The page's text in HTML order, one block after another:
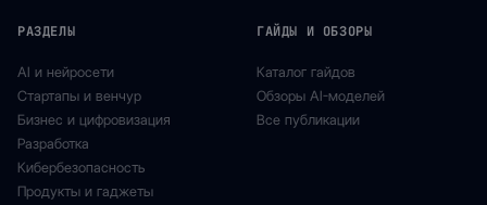
РАЗДЕЛЫ
AI и нейросети
Стартапы и венчур
Бизнес и цифровизация
Разработка
Кибербезопасность
Продукты и гаджеты
ГАЙДЫ И ОБЗОРЫ
Каталог гайдов
Обзоры AI-моделей
Все публикации